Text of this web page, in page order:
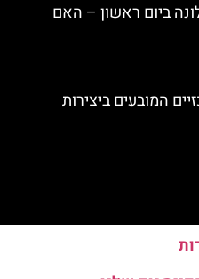
ביום ראשון – האם
המובעים ביצירות